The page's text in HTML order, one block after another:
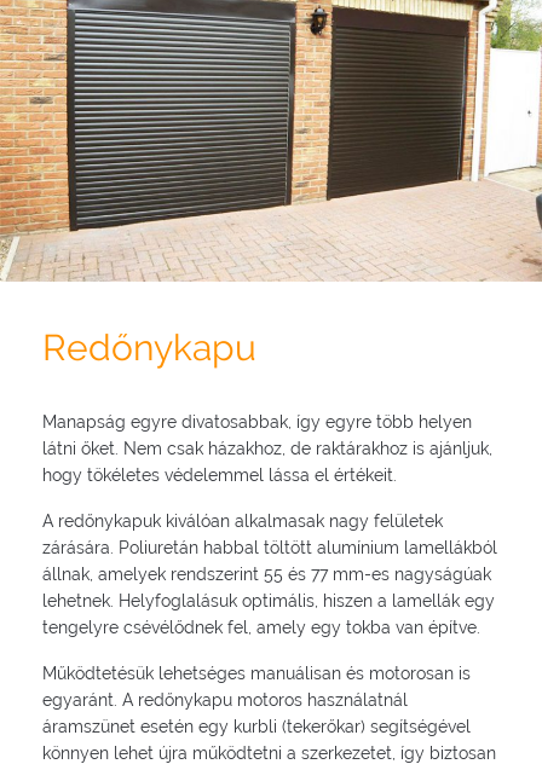
Redőnykapu
Manapság egyre divatosabbak, így egyre több helyen
látni őket. Nem csak házakhoz, de raktárakhoz is ajánljuk,
hogy tökéletes védelemmel lássa el értékeit.
A redőnykapuk kiválóan alkalmasak nagy felületek
zárására. Poliuretán habbal töltött alumínium lamellákból
állnak, amelyek rendszerint 55 és 77 mm-es nagyságúak
lehetnek. Helyfoglalásuk optimális, hiszen a lamellák egy
tengelyre csévélődnek fel, amely egy tokba van építve.
Működtetésük lehetséges manuálisan és motorosan is
egyaránt. A redőnykapu motoros használatnál
áramszünet esetén egy kurbli (tekerőkar) segítségével
könnyen lehet újra működtetni a szerkezetet, így biztosan